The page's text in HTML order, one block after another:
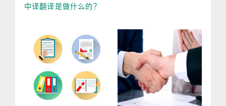
中译翻译是做什么的？